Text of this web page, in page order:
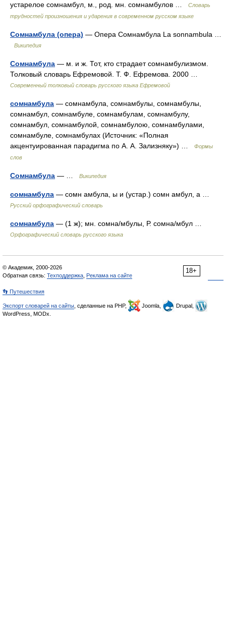
устарелое сомнамбул, м., род. мн. сомнамбулов …
Словарь
трудностей произношения и ударения в современном русском языке
Сомнамбула (опера) — Опера Сомнамбула La sonnambula …
Википедия
Сомнамбула — м. и ж. Тот, кто страдает сомнамбулизмом.
Толковый словарь Ефремовой. Т. Ф. Ефремова. 2000 …
Современный толковый словарь русского языка Ефремовой
сомнамбула — сомнамбула, сомнамбулы, сомнамбулы,
сомнамбул, сомнамбуле, сомнамбулам, сомнамбулу,
сомнамбул, сомнамбулой, сомнамбулою, сомнамбулами,
сомнамбуле, сомнамбулах (Источник: «Полная
акцентуированная парадигма по А. А. Зализняку») …
Формы
слов
Сомнамбула — … Википедия
сомнамбула — сомн амбула, ы и (устар.) сомн амбул, а …
Русский орфографический словарь
сомнамбула — (1 ж); мн. сомна/мбулы, Р. сомна/мбул …
Орфографический словарь русского языка
18+
© Академик, 2000-2026
Обратная связь: Техподдержка Реклама на сайте
👣 Путешествия
Экспорт словарей на сайты , сделанные на PHP, Joomla,
Drupal,
WordPress, MODx.